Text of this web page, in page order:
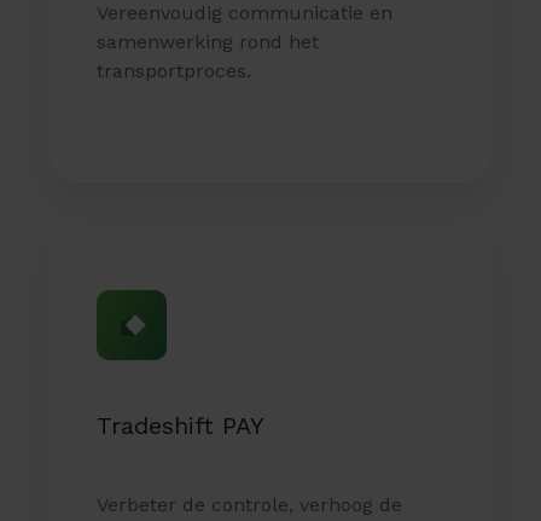
Vereenvoudig communicatie en
samenwerking rond het
transportproces.
Tradeshift PAY
Verbeter de controle, verhoog de